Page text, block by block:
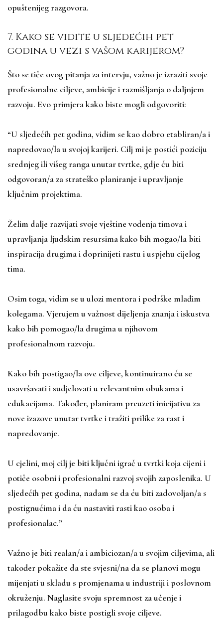
opuštenijeg razgovora.
7. Kako se vidite u sljedećih pet
godina u vezi s vašom karijerom?
Što se tiče ovog pitanja za intervju, važno je izraziti svoje
profesionalne ciljeve, ambicije i razmišljanja o daljnjem
razvoju. Evo primjera kako biste mogli odgovoriti:
“U sljedećih pet godina, vidim se kao dobro etabliran/a i
napredovao/la u svojoj karijeri. Cilj mi je postići poziciju
srednjeg ili višeg ranga unutar tvrtke, gdje ću biti
odgovoran/a za strateško planiranje i upravljanje
ključnim projektima.
Želim dalje razvijati svoje vještine vođenja timova i
upravljanja ljudskim resursima kako bih mogao/la biti
inspiracija drugima i doprinijeti rastu i uspjehu cijelog
tima.
Osim toga, vidim se u ulozi mentora i podrške mlađim
kolegama. Vjerujem u važnost dijeljenja znanja i iskustva
kako bih pomogao/la drugima u njihovom
profesionalnom razvoju.
Kako bih postigao/la ove ciljeve, kontinuirano ću se
usavršavati i sudjelovati u relevantnim obukama i
edukacijama. Također, planiram preuzeti inicijativu za
nove izazove unutar tvrtke i tražiti prilike za rast i
napredovanje.
U cjelini, moj cilj je biti ključni igrač u tvrtki koja cijeni i
potiče osobni i profesionalni razvoj svojih zaposlenika. U
sljedećih pet godina, nadam se da ću biti zadovoljan/a s
postignućima i da ću nastaviti rasti kao osoba i
profesionalac.”
Važno je biti realan/a i ambiciozan/a u svojim ciljevima, ali
također pokažite da ste svjesni/na da se planovi mogu
mijenjati u skladu s promjenama u industriji i poslovnom
okruženju. Naglasite svoju spremnost za učenje i
prilagodbu kako biste postigli svoje ciljeve.